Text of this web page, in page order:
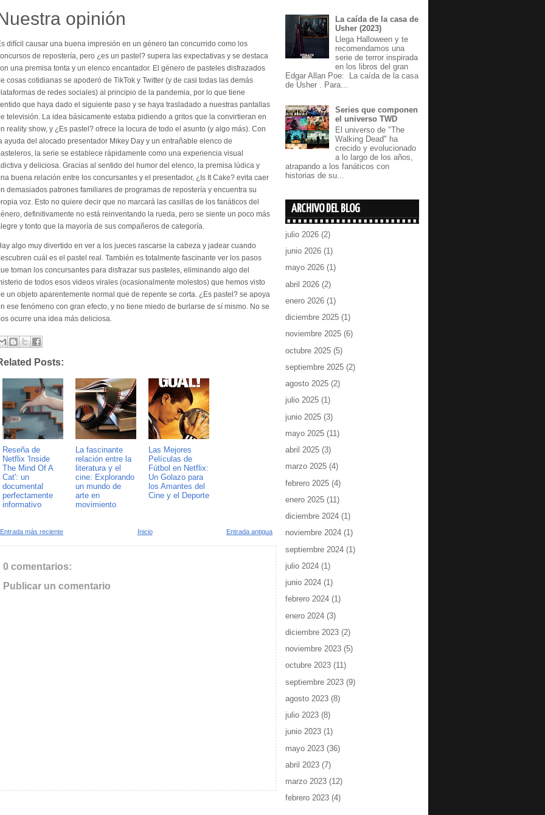
opinión
difícil causar una buena impresión en un género tan concurrido como los
de repostería, pero ¿es un pastel? supera las expectativas y se destaca
una premisa tonta y un elenco encantador. El género de pasteles disfrazados
cosas cotidianas se apoderó de TikTok y Twitter (y de casi todas las demás
de redes sociales) al principio de la pandemia, por lo que tiene
que haya dado el siguiente paso y se haya trasladado a nuestras pantallas
televisión. La idea básicamente estaba pidiendo a gritos que la convirtieran en
reality show, y ¿Es pastel? ofrece la locura de todo el asunto (y algo más). Con
ayuda del alocado presentador Mikey Day y un entrañable elenco de
la serie se establece rápidamente como una experiencia visual
y deliciosa. Gracias al sentido del humor del elenco, la premisa lúdica y
buena relación entre los concursantes y el presentador, ¿Is It Cake? evita caer
demasiados patrones familiares de programas de repostería y encuentra su
voz. Esto no quiere decir que no marcará las casillas de los fanáticos del
definitivamente no está reinventando la rueda, pero se siente un poco más
y tonto que la mayoría de sus compañeros de categoría.
algo muy divertido en ver a los jueces rascarse la cabeza y jadear cuando
cuál es el pastel real. También es totalmente fascinante ver los pasos
toman los concursantes para disfrazar sus pasteles, eliminando algo del
de todos esos videos virales (ocasionalmente molestos) que hemos visto
un objeto aparentemente normal que de repente se corta. ¿Es pastel? se apoya
ese fenómeno con gran efecto, y no tiene miedo de burlarse de sí mismo. No se
ocurre una idea más deliciosa.
Posts:
Reseña de
Netflix 'Inside
The Mind Of A
Cat': un
documental
perfectamente
informativo
La fascinante
relación entre la
literatura y el
cine: Explorando
un mundo de
arte en
movimiento
Las Mejores
Películas de
Fútbol en Netflix:
Un Golazo para
los Amantes del
Cine y el Deporte
Entrada más reciente Entrada antigua
Inicio
0 comentarios:
Publicar un comentario
La caída de la casa de
Usher (2023)
Llega Halloween y te
recomendamos una
serie de terror inspirada
en los libros del gran
Edgar Allan Poe: La caída de la casa
de Usher . Para...
Series que componen
el universo TWD
El universo de "The
Walking Dead" ha
crecido y evolucionado
a lo largo de los años,
atrapando a los fanáticos con
historias de su...
ARCHIVO DEL BLOG
julio 2026 (2)
junio 2026 (1)
mayo 2026 (1)
abril 2026 (2)
enero 2026 (1)
diciembre 2025 (1)
noviembre 2025 (6)
octubre 2025 (5)
septiembre 2025 (2)
agosto 2025 (2)
julio 2025 (1)
junio 2025 (3)
mayo 2025 (11)
abril 2025 (3)
marzo 2025 (4)
febrero 2025 (4)
enero 2025 (11)
diciembre 2024 (1)
noviembre 2024 (1)
septiembre 2024 (1)
julio 2024 (1)
junio 2024 (1)
febrero 2024 (1)
enero 2024 (3)
diciembre 2023 (2)
noviembre 2023 (5)
octubre 2023 (11)
septiembre 2023 (9)
agosto 2023 (8)
julio 2023 (8)
junio 2023 (1)
mayo 2023 (36)
abril 2023 (7)
marzo 2023 (12)
febrero 2023 (4)